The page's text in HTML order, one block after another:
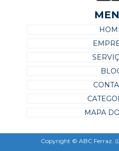
MAPA
Copyright © ABC Ferraz.